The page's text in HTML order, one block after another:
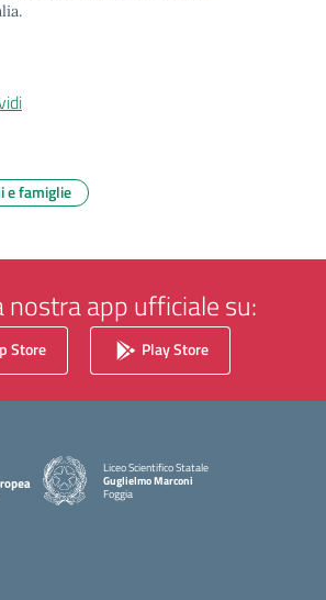
e famiglie
nostra app ufficiale su:
Store Play Store
Liceo Scientifico Statale
Guglielmo Marconi
Foggia
— Visita la pagina iniziale della scuola